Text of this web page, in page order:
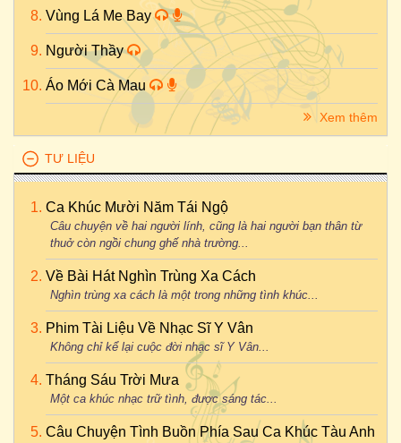
Vùng Lá Me Bay
Người Thầy
Áo Mới Cà Mau
Xem thêm
TƯ LIỆU
Ca Khúc Mười Năm Tái Ngộ
Câu chuyện về hai người lính, cũng là hai người bạn thân từ
thuở còn ngồi chung ghế nhà trường...
Về Bài Hát Nghìn Trùng Xa Cách
Nghìn trùng xa cách là một trong những tình khúc...
Phim Tài Liệu Về Nhạc Sĩ Y Vân
Không chỉ kể lại cuộc đời nhạc sĩ Y Vân...
Tháng Sáu Trời Mưa
Một ca khúc nhạc trữ tình, được sáng tác...
Câu Chuyện Tình Buồn Phía Sau Ca Khúc Tàu Anh